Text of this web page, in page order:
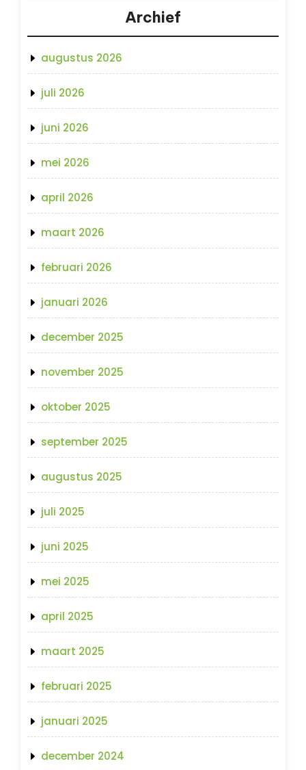
Archief
augustus 2026
juli 2026
juni 2026
mei 2026
april 2026
maart 2026
februari 2026
januari 2026
december 2025
november 2025
oktober 2025
september 2025
augustus 2025
juli 2025
juni 2025
mei 2025
april 2025
maart 2025
februari 2025
januari 2025
december 2024